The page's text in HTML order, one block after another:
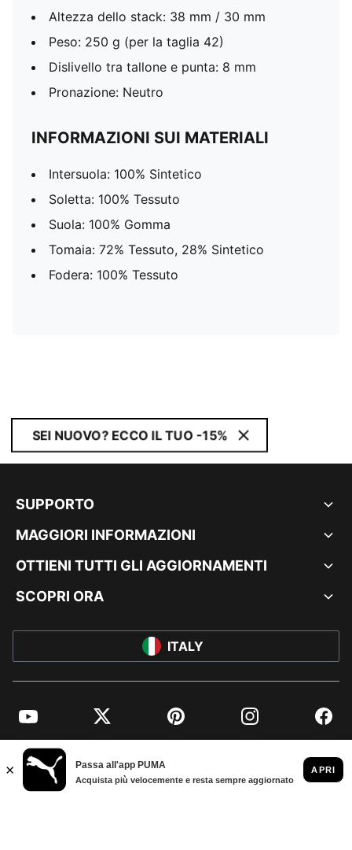
Altezza dello stack: 38 mm / 30 mm
Peso: 250 g (per la taglia 42)
Dislivello tra tallone e punta: 8 mm
Pronazione: Neutro
INFORMAZIONI SUI MATERIALI
Intersuola: 100% Sintetico
Soletta: 100% Tessuto
Suola: 100% Gomma
Tomaia: 72% Tessuto, 28% Sintetico
Fodera: 100% Tessuto
SEI NUOVO? ECCO IL TUO -15%
SUPPORTO
MAGGIORI INFORMAZIONI
OTTIENI TUTTI GLI AGGIORNAMENTI
SCOPRI ORA
ITALY
YouTube Twitter Pinterest Instagram
© PUMA EUROPE GMBH, 2026. TUTTI I DIRITTI RISERVATI
DATI AZIENDALI E LEGALI